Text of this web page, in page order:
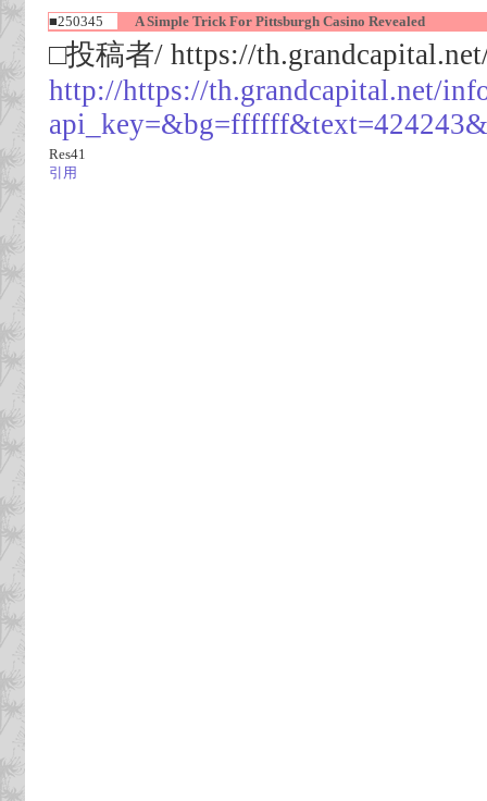
■250345 A Simple Trick For Pittsburgh Casino Revealed
□投稿者/ https://
http://https://th.grandcapital.net/
Res41
引用